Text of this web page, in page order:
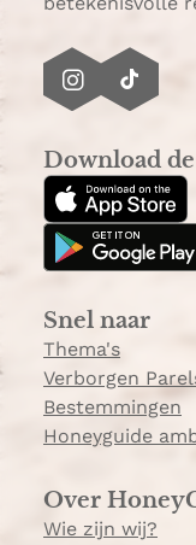
I
t
a
g
r
m
T
T
o
k
Download
Snel naar
Thema's
Verborgen
Bestemmingen
Honeyguide
Over
Wie zijn wij?